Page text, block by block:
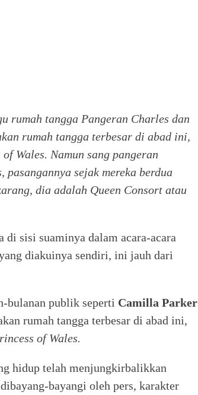
rumah tangga Pangeran Charles dan
rumah tangga terbesar di abad ini,
Wales. Namun sang pangeran
sejak mereka berdua
dia adalah Queen Consort atau
sisi suaminya dalam acara-acara
diakuinya sendiri, ini jauh dari
bulanan publik seperti Camilla Parker
rumah tangga terbesar di abad ini,
of Wales.
hidup telah menjungkirbalikkan
bayangi oleh pers, karakter